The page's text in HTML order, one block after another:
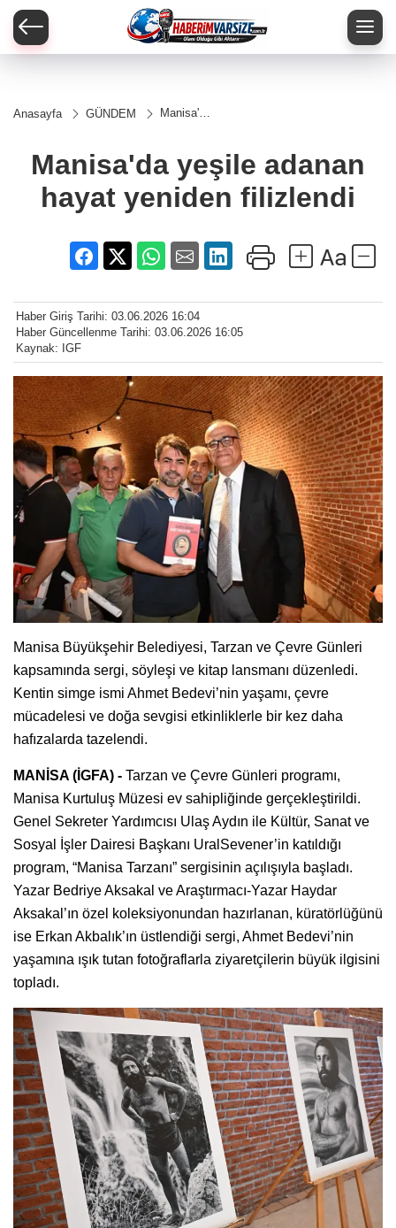
Anasayfa GÜNDEM
Manisa'da
yeniden
filizlendi
Manisa'da yeşile adanan
hayat yeniden filizlendi
Haber Giriş Tarihi: 03.06.2026 16:04
Haber Güncellenme Tarihi: 03.06.2026 16:05
Kaynak: IGF
Manisa Büyükşehir Belediyesi, Tarzan ve Çevre Günleri
kapsamında sergi, söyleşi ve kitap lansmanı düzenledi.
Kentin simge ismi Ahmet Bedevi’nin yaşamı, çevre
mücadelesi ve doğa sevgisi etkinliklerle bir kez daha
hafızalarda tazelendi.
MANİSA (İGFA) - Tarzan ve Çevre Günleri programı,
Manisa Kurtuluş Müzesi ev sahipliğinde gerçekleştirildi.
Genel Sekreter Yardımcısı Ulaş Aydın ile Kültür, Sanat ve
Sosyal İşler Dairesi Başkanı UralSevener’in katıldığı
program, “Manisa Tarzanı” sergisinin açılışıyla başladı.
Yazar Bedriye Aksakal ve Araştırmacı-Yazar Haydar
Aksakal’ın özel koleksiyonundan hazırlanan, küratörlüğünü
ise Erkan Akbalık’ın üstlendiği sergi, Ahmet Bedevi’nin
yaşamına ışık tutan fotoğraflarla ziyaretçilerin büyük ilgisini
topladı.